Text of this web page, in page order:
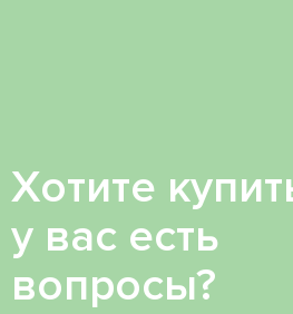
Хотите
у вас есть
вопросы?